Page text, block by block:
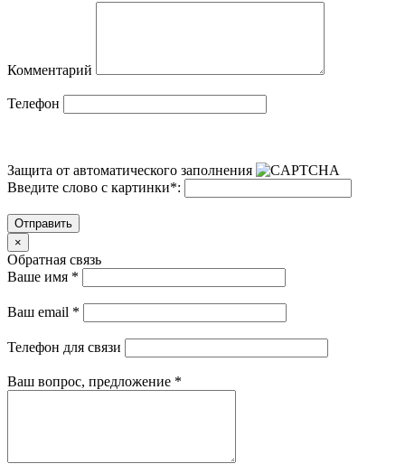
Комментарий
Телефон
Защита от автоматического заполнения
Введите слово с картинки*:
Отправить
×
Обратная связь
Ваше имя *
Ваш email *
Телефон для связи
Ваш вопрос, предложение *